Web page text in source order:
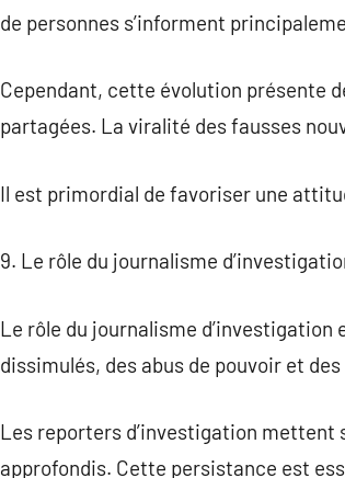
de personnes s’informent
Cependant, cette évolution présente
partagées. La viralité des fausses
Il est primordial de favoriser une
9. Le rôle du journalisme
Le rôle du journalisme
dissimulés, des abus de pouvoir et
Les reporters d’investigation mettent
approfondis. Cette persistance est